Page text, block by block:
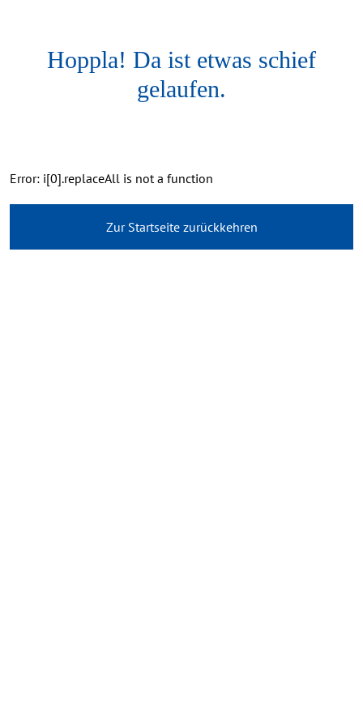
Hoppla! Da ist etwas schief
gelaufen.
Error: i[0].replaceAll is not a function
Zur Startseite zurückkehren